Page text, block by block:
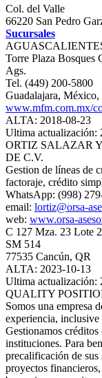
Col. del Valle
66220 San Pedro
Sucursales
Torre Plaza Bosques
Ags.
Tel. (449) 200-5800
Guadalajara, México,
www.mfm.com.mx/
ALTA: 2018-08-23
Ultima actualización:
ORTIZ SALAZAR
DE C.V.
Gestion de líneas de
factoraje, crédito
WhatsApp: (998)
email: lortiz@orsa-
web: www.orsa-
C 127 Mza. 23 Lote
SM 514
77535 Cancún, QR
ALTA: 2023-10-13
Ultima actualización:
QUALITY
Somos una empresa
experiencia,
Gestionamos créditos
instituciones. Para
precalificación de
proyectos